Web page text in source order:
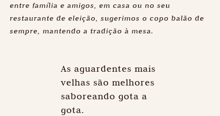
entre família e amigos, em casa ou no seu
restaurante de eleição, sugerimos o copo balão de
sempre, mantendo a tradição à mesa.
As aguardentes mais
velhas são melhores
saboreando gota a
gota.